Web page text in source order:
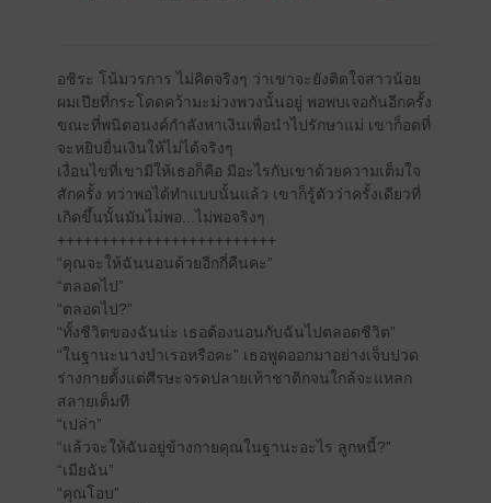
อชิระ โน้มวรการ ไม่คิดจริงๆ ว่าเขาจะยังติดใจสาวน้อย
ผมเปียที่กระโดดคว้ามะม่วงพวงนั้นอยู่ พอพบเจอกันอีกครั้ง
ขณะที่พนิตอนงค์กำลังหาเงินเพื่อนำไปรักษาแม่ เขาก็อดที่
จะหยิบยื่นเงินให้ไม่ได้จริงๆ
เงื่อนไขที่เขามีให้เธอก็คือ มีอะไรกับเขาด้วยความเต็มใจ
สักครั้ง ทว่าพอได้ทำแบบนั้นแล้ว เขาก็รู้ตัวว่าครั้งเดียวที่
เกิดขึ้นนั้นมันไม่พอ...ไม่พอจริงๆ
+++++++++++++++++++++++++
“คุณจะให้ฉันนอนด้วยอีกกี่คืนคะ”
“ตลอดไป”
“ตลอดไป?”
“ทั้งชีวิตของฉันน่ะ เธอต้องนอนกับฉันไปตลอดชีวิต”
“ในฐานะนางบำเรอหรือคะ” เธอพูดออกมาอย่างเจ็บปวด
ร่างกายตั้งแต่ศีรษะจรดปลายเท้าชาดิกจนใกล้จะแหลก
สลายเต็มที
“เปล่า”
“แล้วจะให้ฉันอยู่ข้างกายคุณในฐานะอะไร ลูกหนี้?”
“เมียฉัน”
“คุณโอบ”